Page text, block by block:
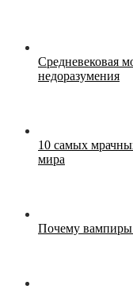
Средневековая
недоразумения
10 самых
мира
Почему вампиры